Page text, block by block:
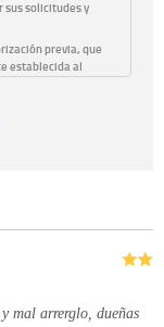
sus solicitudes y
previa, que
establecida al
consentimiento
sobre usted,
mal arrerglo, dueñas